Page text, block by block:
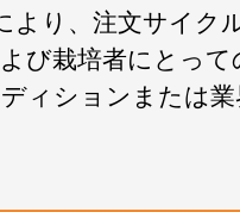
より、注文サイ
び栽培者にとっ
ィションまたは